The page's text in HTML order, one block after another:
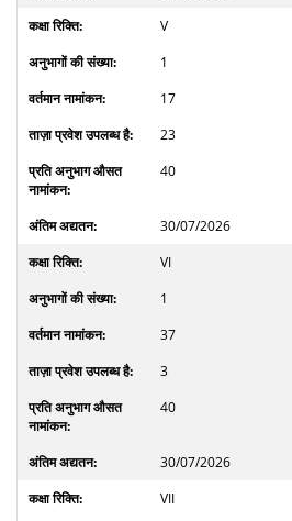
V
1
17
23
40
30/07/2026
VI
1
37
3
40
30/07/2026
VII